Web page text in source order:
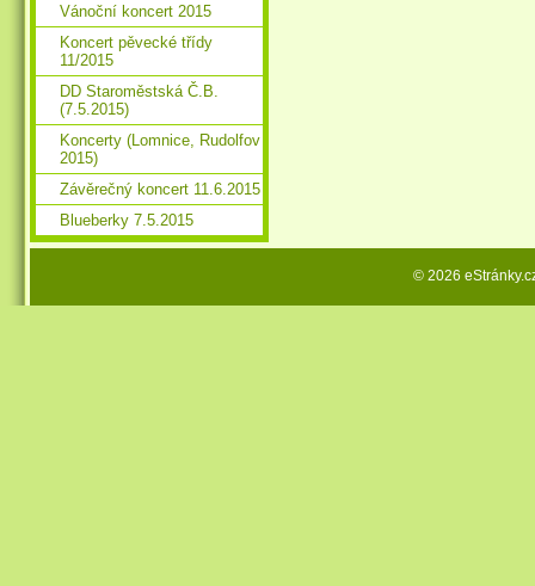
Vánoční koncert 2015
Koncert pěvecké třídy
11/2015
DD Staroměstská Č.B.
(7.5.2015)
Koncerty (Lomnice, Rudolfov
2015)
Závěrečný koncert 11.6.2015
Blueberky 7.5.2015
© 2026